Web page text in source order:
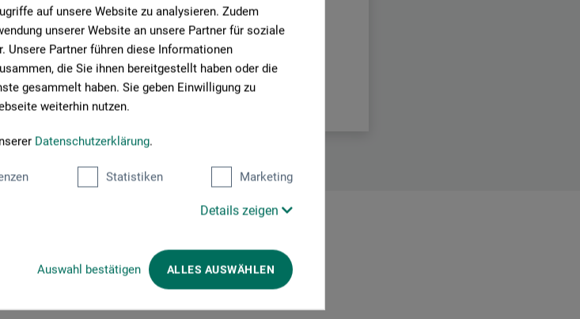
auf unsere Website zu analysieren. Zudem
unserer Website an unsere Partner für soziale
Unsere Partner führen diese Informationen
die Sie ihnen bereitgestellt haben oder die
gesammelt haben. Sie geben Einwilligung zu
weiterhin nutzen.
Datenschutzerklärung.
Statistiken Marketing
Details zeigen
Auswahl bestätigen ALLES AUSWÄHLEN
kauften auch